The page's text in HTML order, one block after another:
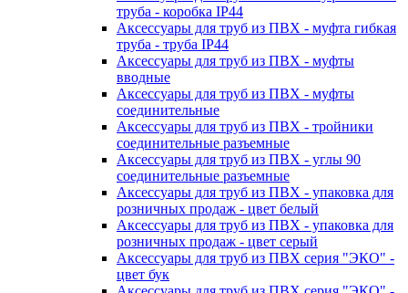
труба - коробка IP44
Аксессуары для труб из ПВХ - муфта гибкая
труба - труба IP44
Аксессуары для труб из ПВХ - муфты
вводные
Аксессуары для труб из ПВХ - муфты
соединительные
Аксессуары для труб из ПВХ - тройники
соединительные разъемные
Аксессуары для труб из ПВХ - углы 90
соединительные разъемные
Аксессуары для труб из ПВХ - упаковка для
розничных продаж - цвет белый
Аксессуары для труб из ПВХ - упаковка для
розничных продаж - цвет серый
Аксессуары для труб из ПВХ серия "ЭКО" -
цвет бук